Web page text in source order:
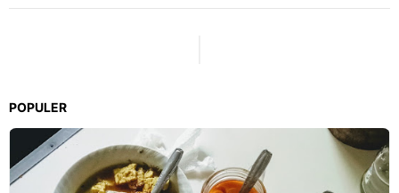
Tayang Akhir Tahun 2023
POPULER